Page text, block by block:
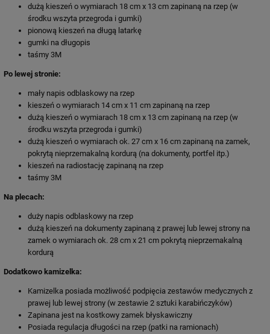
dużą kieszeń o wymiarach 18 cm x 13 cm zapinaną na rzep (w
środku wszyta przegroda i gumki)
pionową kieszeń na długą latarkę
gumki na długopis
taśmy 3M
Po lewej stronie:
mały napis odblaskowy na rzep
kieszeń o wymiarach 14 cm x 11 cm zapinaną na rzep
dużą kieszeń o wymiarach 18 cm x 13 cm zapinaną na rzep (w
środku wszyta przegroda i gumki)
dużą kieszeń o wymiarach ok. 27 cm x 16 cm zapinaną na zamek,
pokrytą nieprzemakalną kordurą (na dokumenty, portfel itp.)
kieszeń na radiostację zapinaną na rzep
taśmy 3M
Na plecach:
duży napis odblaskowy na rzep
dużą kieszeń na dokumenty zapinaną z prawej lub lewej strony na
zamek o wymiarach ok. 28 cm x 21 cm pokrytą nieprzemakalną
kordurą
Dodatkowo kamizelka:
Kamizelka posiada możliwość podpięcia zestawów medycznych z
prawej lub lewej strony (w zestawie 2 sztuki karabińczyków)
Zapinana jest na kostkowy zamek błyskawiczny
Posiada regulacja długości na rzep (patki na ramionach)